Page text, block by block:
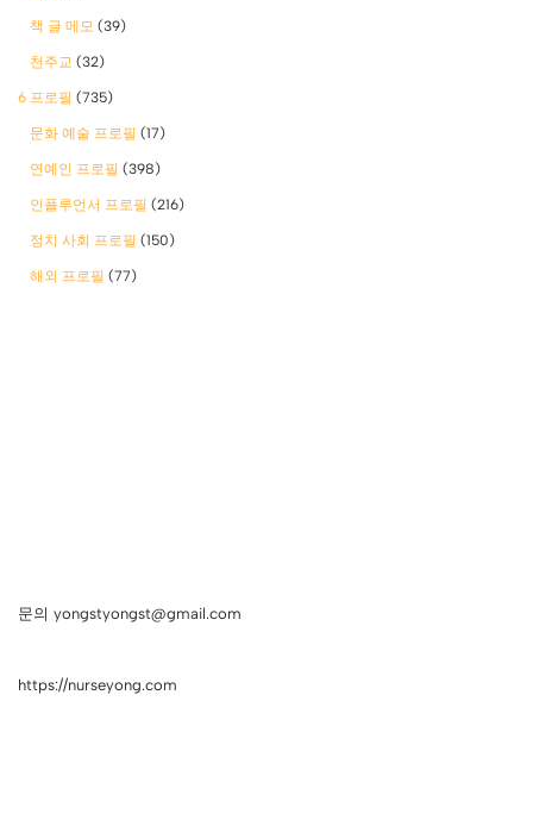
책 글 메모 (39)
천주교 (32)
6 프로필 (735)
문화 예술 프로필 (17)
연예인 프로필 (398)
인플루언서 프로필 (216)
정치 사회 프로필 (150)
해외 프로필 (77)
문의 yongstyongst@gmail.com
https://nurseyong.com